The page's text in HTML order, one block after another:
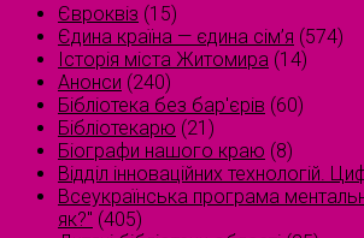
Євроквіз (15)
Єдина країна — єдина сім’я (574)
Історія міста Житомира (14)
Анонси (240)
Бібліотека без бар'єрів (60)
Бібліотекарю (21)
Біографи нашого краю (8)
Відділ інноваційних технологій.
Всеукраїнська програма
як?" (405)